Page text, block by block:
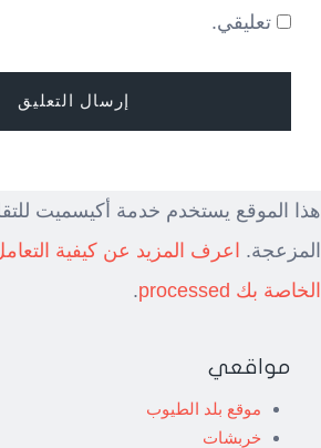
تعليقي.
هذا الموقع يستخدم خدمة أكيسميت
المزعجة. اعرف المزيد عن كيفية
الخاصة بك processed
.
مواقعي
موقع بلد الطيوب
خربشات